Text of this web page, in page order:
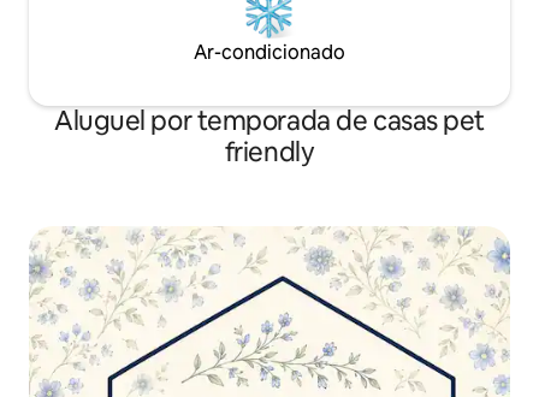
Ar-condicionado
Aluguel por temporada de casas pet
friendly